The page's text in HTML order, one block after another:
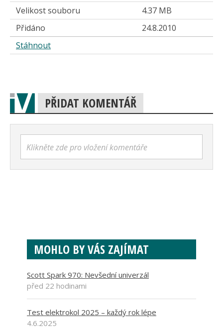
Velikost souboru
4.37 MB
Přidáno
24.8.2010
Stáhnout
PŘIDAT KOMENTÁŘ
Klikněte zde pro vložení komentáře
MOHLO BY VÁS ZAJÍMAT
Scott Spark 970: Nevšední univerzál
před 22 hodinami
Test elektrokol 2025 – každý rok lépe
4.6.2025